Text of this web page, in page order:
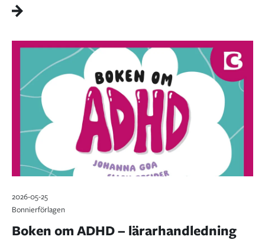
2026-05-25
Bonnierförlagen
Boken om ADHD – lärarhandledning